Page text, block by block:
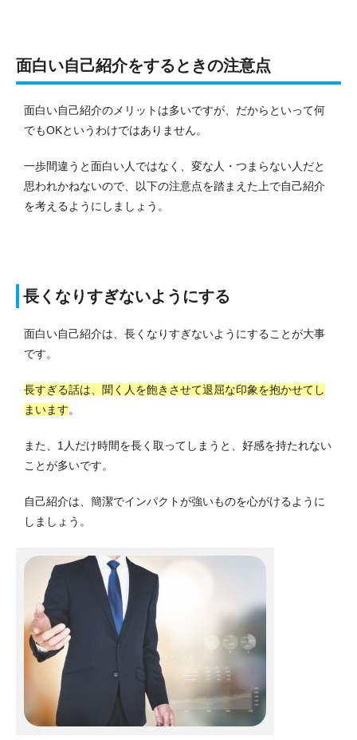
面白い自己紹介をするときの注意点
面白い自己紹介のメリットは多いですが、だからといって何
でもOKというわけではありません。
一歩間違うと面白い人ではなく、変な人・つまらない人だと
思われかねないので、以下の注意点を踏まえた上で自己紹介
を考えるようにしましょう。
長くなりすぎないようにする
面白い自己紹介は、長くなりすぎないようにすることが大事
です。
長すぎる話は、聞く人を飽きさせて退屈な印象を抱かせてし
まいます。
また、1人だけ時間を長く取ってしまうと、好感を持たれない
ことが多いです。
自己紹介は、簡潔でインパクトが強いものを心がけるように
しましょう。